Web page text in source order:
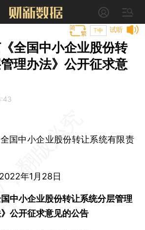
试听
T中
全国中小企业股份转
理办法》公开征求意
国中小企业股份转让系统有限责
年1月28日
中小企业股份转让系统分层管理
公开征求意见的公告